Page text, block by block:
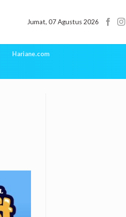
Jumat, 07 Agustus 2026
Hariane.com